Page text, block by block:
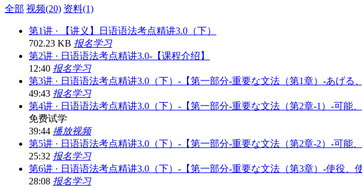
全部 视频(20) 资料(1)
第1讲 · 【讲义】日语语法考点精讲3.0（下）
702.23 KB 报名学习
第2讲 · 日语语法考点精讲3.0-【课程介绍】
12:40 报名学习
第3讲 · 日语语法考点精讲3.0（下）-【第一部分-重要な文法（第1章）-あげる
49:43 报名学习
第4讲 · 日语语法考点精讲3.0（下）-【第一部分-重要な文法（第2章-1）-可能
免费试学
39:44 播放视频
第5讲 · 日语语法考点精讲3.0（下）-【第一部分-重要な文法（第2章-2）-可能
25:32 报名学习
第6讲 · 日语语法考点精讲3.0（下）-【第一部分-重要な文法（第3章）-使役、
28:08 报名学习